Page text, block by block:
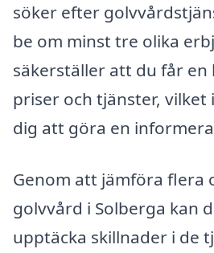
söker efter
be om minst tre olika
säkerställer att du får en
priser och tjänster,
dig att göra en
Genom att jämföra flera
golvvård i Solberga kan
upptäcka skillnader i de